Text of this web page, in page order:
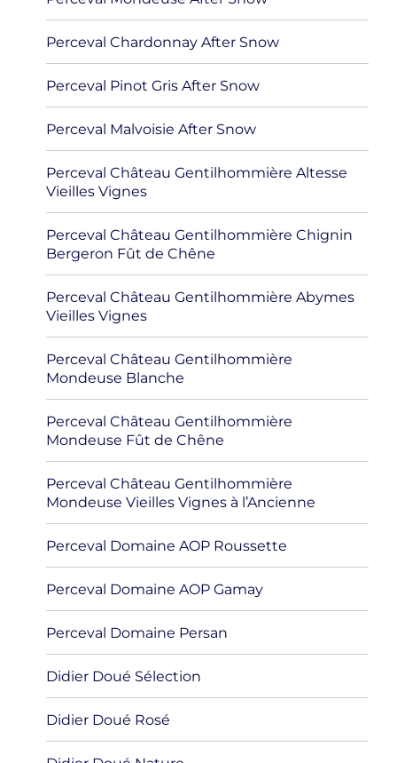
Perceval Chardonnay After Snow
Perceval Pinot Gris After Snow
Perceval Malvoisie After Snow
Perceval Château Gentilhommière Altesse
Vieilles Vignes
Perceval Château Gentilhommière Chignin
Bergeron Fût de Chêne
Perceval Château Gentilhommière Abymes
Vieilles Vignes
Perceval Château Gentilhommière
Mondeuse Blanche
Perceval Château Gentilhommière
Mondeuse Fût de Chêne
Perceval Château Gentilhommière
Mondeuse Vieilles Vignes à l’Ancienne
Perceval Domaine AOP Roussette
Perceval Domaine AOP Gamay
Perceval Domaine Persan
Didier Doué Sélection
Didier Doué Rosé